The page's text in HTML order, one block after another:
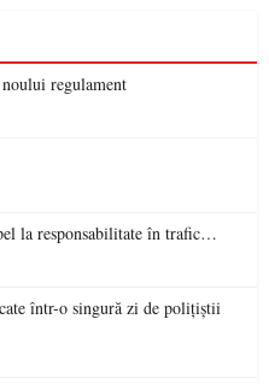
regulament
Polițiștii sătmăreni fac apel la responsabilitate în trafic…
într-o singură zi de polițiștii